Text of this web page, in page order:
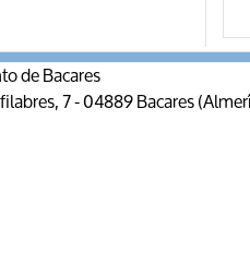
de Bacares
7 - 04889 Bacares